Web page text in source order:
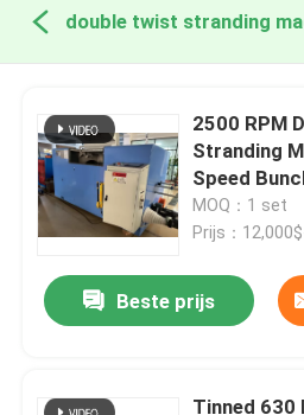
2500 RPM
Stranding
Speed
MOQ：1 set
Prijs：
Beste prijs
Tinned 630